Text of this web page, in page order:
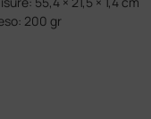
200 gr